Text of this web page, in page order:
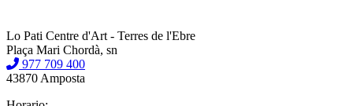
Lo Pati Centre d'Art - Terres de l'Ebre
Plaça Mari Chordà, sn
977 709 400
43870 Amposta